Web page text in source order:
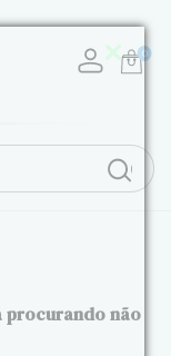
0
procurando não